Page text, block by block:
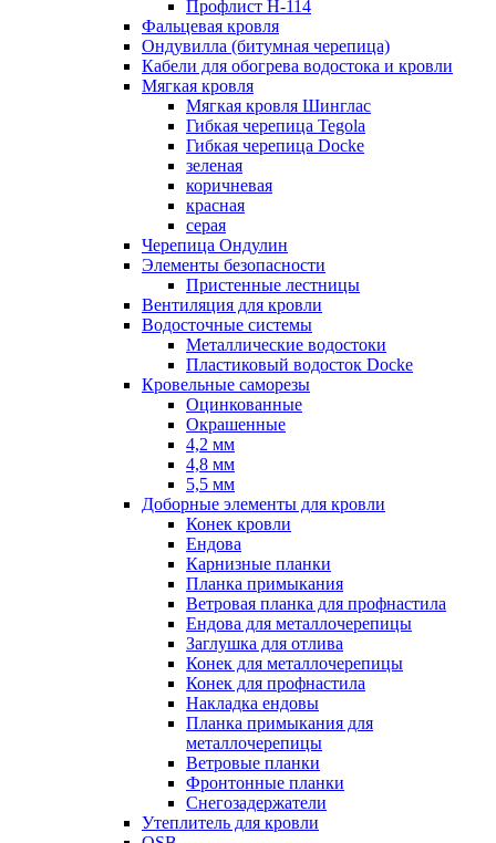
Профлист H-114
Фальцевая кровля
Ондувилла (битумная черепица)
Кабели для обогрева водостока и кровли
Мягкая кровля
Мягкая кровля Шинглас
Гибкая черепица Tegola
Гибкая черепица Docke
зеленая
коричневая
красная
серая
Черепица Ондулин
Элементы безопасности
Пристенные лестницы
Вентиляция для кровли
Водосточные системы
Металлические водостоки
Пластиковый водосток Docke
Кровельные саморезы
Оцинкованные
Окрашенные
4,2 мм
4,8 мм
5,5 мм
Доборные элементы для кровли
Конек кровли
Ендова
Карнизные планки
Планка примыкания
Ветровая планка для профнастила
Ендова для металлочерепицы
Заглушка для отлива
Конек для металлочерепицы
Конек для профнастила
Накладка ендовы
Планка примыкания для
металлочерепицы
Ветровые планки
Фронтонные планки
Снегозадержатели
Утеплитель для кровли